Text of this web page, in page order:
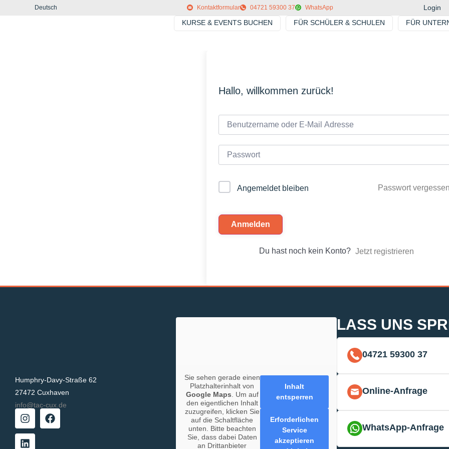
Deutsch Kontaktformular 04721 59300 37 WhatsApp
Login
KURSE & EVENTS BUCHEN
FÜR SCHÜLER & SCHULEN FÜR
Hallo, willkommen zurück!
Angemeldet bleiben Passwort
Anmelden
Du hast noch kein Konto? Jetzt registrieren
Humphry-Davy-Straße 62
27472 Cuxhaven
info@tac-cux.de
Sie sehen gerade einen
Platzhalterinhalt von
Google Maps . Um auf
den eigentlichen Inhalt
zuzugreifen, klicken Sie
auf die Schaltfläche
unten. Bitte beachten
Sie, dass dabei Daten
an Drittanbieter
Inhalt
entsperren
Erforderlichen
Service
akzeptieren
LASS UNS
04721 59300 37
Online-Anfrage
WhatsApp-Anfrage